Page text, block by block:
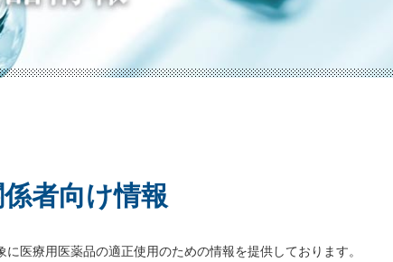
係者向け情報
医療用医薬品の適正使用のための情報を提供しております。